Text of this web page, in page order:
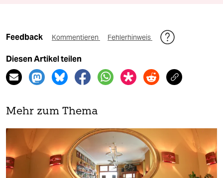
Feedback Kommentieren Fehlerhinweis
Diesen Artikel teilen
Mehr zum Thema